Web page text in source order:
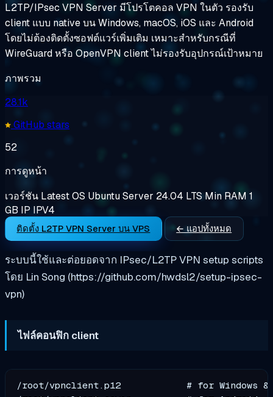
L2TP/IPsec VPN Server มีโปรโตคอล VPN ในตัว รองรับ
client แบบ native บน Windows, macOS, iOS และ Android
โดยไม่ต้องติดตั้งซอฟต์แวร์เพิ่มเติม เหมาะสำหรับกรณีที่
WireGuard หรือ OpenVPN client ไม่รองรับอุปกรณ์เป้าหมาย
ภาพรวม
28.1k
GitHub stars
52
การดูหน้า
เวอร์ชัน LatestOS Ubuntu Server 24.04 LTS Min RAM 1
GB IP IPV4
ติดตั้ง L2TP VPN Server บน VPS ← แอปทั้งหมด
ระบบนี้ใช้และต่อยอดจาก IPsec/L2TP VPN setup scripts
โดย Lin Song (https://github.com/hwdsl2/setup-ipsec-
vpn)
ไฟล์คอนฟิก client
/root/vpnclient.p12            # for Windows &